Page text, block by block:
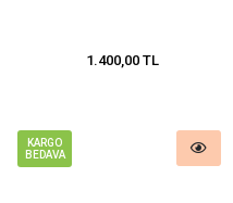
1.400,00 TL
KARGO
BEDAVA